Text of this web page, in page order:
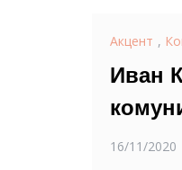
Акцент ,
Иван
16/11/2020